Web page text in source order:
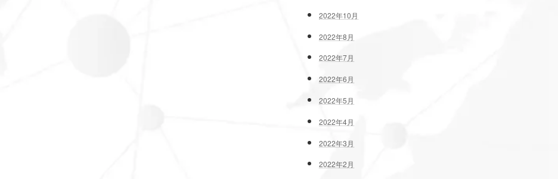
2022年10月
2022年8月
2022年7月
2022年6月
2022年5月
2022年4月
2022年3月
2022年2月